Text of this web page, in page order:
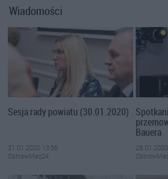
Wiadomości
Sesja rady powiatu (30.01.2020)
31.01.2020 13:56
OstrowMaz24
Bauera